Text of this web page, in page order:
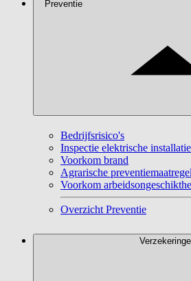
Preventie
Bedrijfsrisico's
Inspectie elektrische
Voorkom brand
Agrarische
Voorkom
Overzicht Preventie